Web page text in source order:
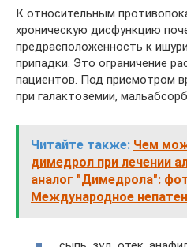
К относительным
хроническую дисфункцию
предрасположенность к
припадки. Это ограничение
пациентов. Под присмотром
при галактоземии,
Читайте также: Чем
димедрол при лечении
аналог "Димедрола":
Международное